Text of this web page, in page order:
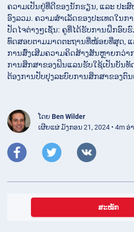
ຄວາມເປັນຢູ່ທີ່ດີຂອງນັກຮຽນ, ແລະ ປະ
ອົງລວມ. ຄວາມສຳເລັດຂອງປະເທດໃນກ
ປັດໄຈຕ່າງໆເຊັ່ນ: ຄູທີ່ໄດ້ຮັບການຝຶກອົບຮົ
ທົດສອບຕາມມາດຕະຖານທີ່ໜ້ອຍທີ່ສຸດ,
ການສົ່ງເສີມຄວາມຄິດສ້າງສັນຫຼາຍກວ່າ
ການສຶກສາຂອງຟິນແລນຮັບໃຊ້ເປັນບັນທັ
ຕ້ອງການປັບປຸງລະບົບການສຶກສາຂອງຕົນ
ໂດຍ Ben Wilder
ເຜີຍແຜ່ ມັງກອນ 21, 2024 • 4m ອ່
ສະໝັກ